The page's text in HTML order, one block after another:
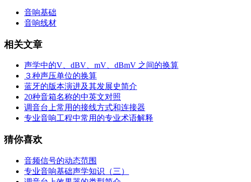
音响基础
音响线材
相关文章
声学中的V、dBV、mV、dBmV 之间的换算
３种声压单位的换算
蓝牙的版本演进及其发展史简介
20种音箱名称的中英文对照
调音台上常用的接线方式和连接器
专业音响工程中常用的专业术语解释
猜你喜欢
音频信号的动态范围
专业音响基础声学知识（三）